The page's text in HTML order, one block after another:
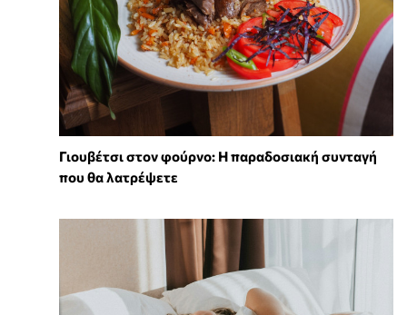
Γιουβέτσι στον φούρνο: Η παραδοσιακή συνταγή
που θα λατρέψετε